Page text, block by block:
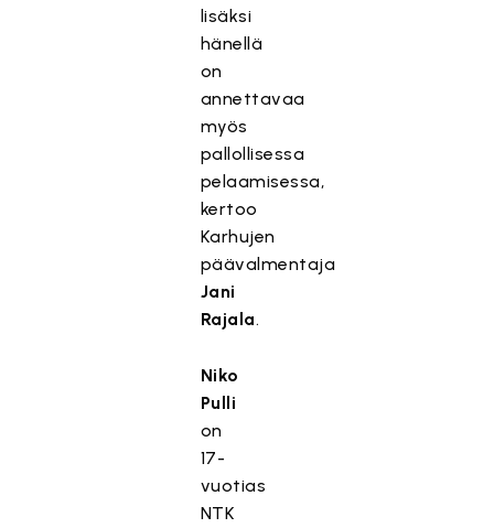
lisäksi
hänellä
on
annettavaa
myös
pallollisessa
pelaamisessa,
kertoo
Karhujen
päävalmentaja
Jani
Rajala.
Niko
Pulli
on
17-
vuotias
NTK